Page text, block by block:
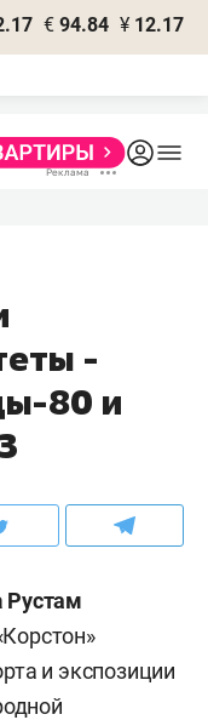
€ 94.84 ¥ 12.17
-
80 и
Рустам
и экспозиции